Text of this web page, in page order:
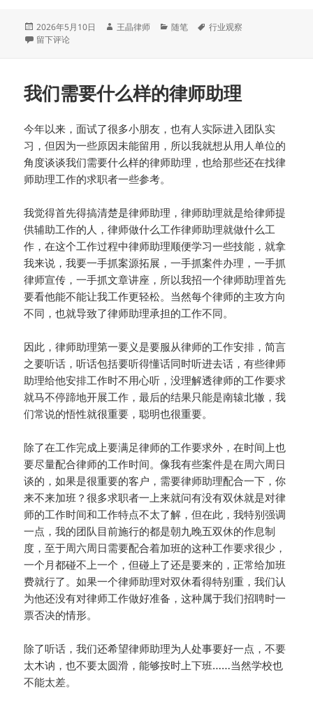
发
布
2026年5月10日
作
王晶律师
分
随笔
标
行业观察
于双证律师其实是个伪命题
留下评论
我们需要什么样的律师助理
今年以来，面试了很多小朋友，也有人实际进入团队实
习，但因为一些原因未能留用，所以我就想从用人单位的
角度谈谈我们需要什么样的律师助理，也给那些还在找律
师助理工作的求职者一些参考。
我觉得首先得搞清楚是律师助理，律师助理就是给律师提
供辅助工作的人，律师做什么工作律师助理就做什么工
作，在这个工作过程中律师助理顺便学习一些技能，就拿
我来说，我要一手抓案源拓展，一手抓案件办理，一手抓
律师宣传，一手抓文章讲座，所以我招一个律师助理首先
要看他能不能让我工作更轻松。当然每个律师的主攻方向
不同，也就导致了律师助理承担的工作不同。
因此，律师助理第一要义是要服从律师的工作安排，简言
之要听话，听话包括要听得懂话同时听进去话，有些律师
助理给他安排工作时不用心听，没理解透律师的工作要求
就马不停蹄地开展工作，最后的结果只能是南辕北辙，我
们常说的悟性就很重要，聪明也很重要。
除了在工作完成上要满足律师的工作要求外，在时间上也
要尽量配合律师的工作时间。像我有些案件是在周六周日
谈的，如果是很重要的客户，需要律师助理配合一下，你
来不来加班？很多求职者一上来就问有没有双休就是对律
师的工作时间和工作特点不太了解，但在此，我特别强调
一点，我的团队目前施行的都是朝九晚五双休的作息制
度，至于周六周日需要配合着加班的这种工作要求很少，
一个月都碰不上一个，但碰上了还是要来的，正常给加班
费就行了。如果一个律师助理对双休看得特别重，我们认
为他还没有对律师工作做好准备，这种属于我们招聘时一
票否决的情形。
除了听话，我们还希望律师助理为人处事要好一点，不要
太木讷，也不要太圆滑，能够按时上下班……当然学校也
不能太差。